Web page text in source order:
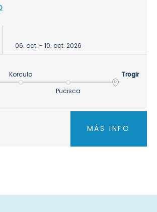
06. oct. - 10. oct. 2026
Korcula
Pucisca
Trogir
MÁS INFO